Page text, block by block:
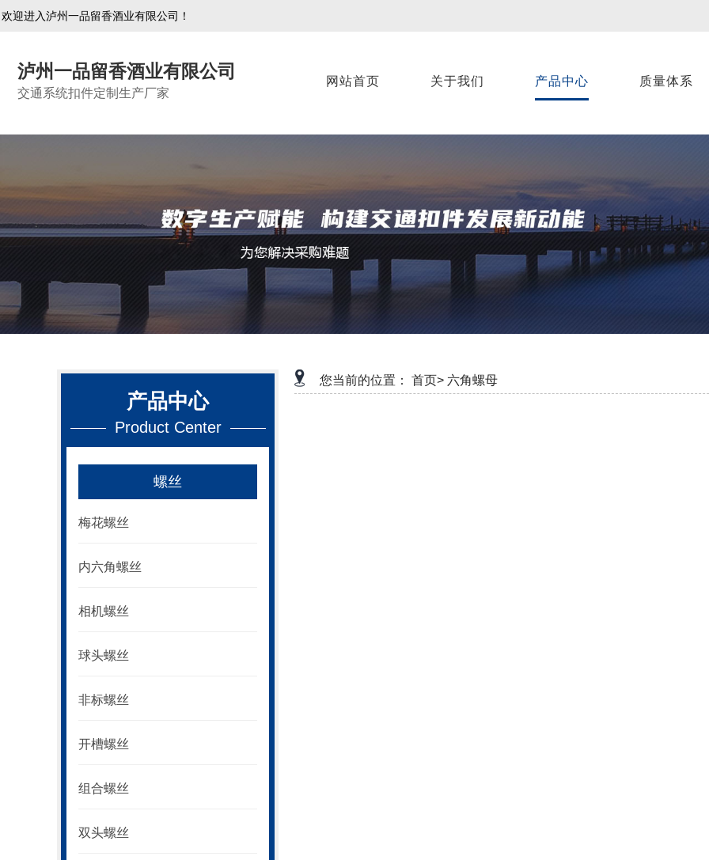
欢迎进入泸州一品留香酒业有限公司！
泸州一品留香酒业有限公司
交通系统扣件定制生产厂家
网站首页 关于我们 产品中心 质量体系
产品中心
Product Center
螺丝
梅花螺丝
内六角螺丝
相机螺丝
球头螺丝
非标螺丝
开槽螺丝
组合螺丝
双头螺丝
您当前的位置： 首页> 六角螺母